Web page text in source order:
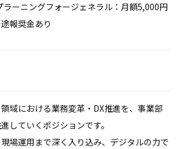
ニングフォージェネラル：月額5,000円
報奨金あり
域における業務変革・DX推進を、事業部
していくポジションです。
場運用まで深く入り込み、デジタルの力で